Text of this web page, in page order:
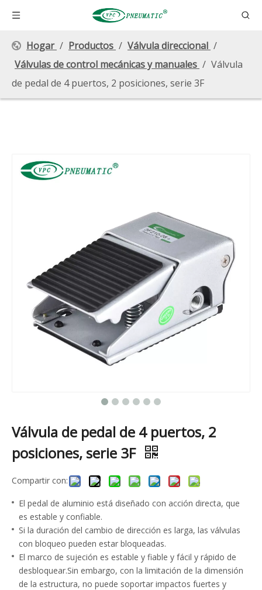
Hogar / Productos / Válvula direccional /
Válvulas de control mecánicas y manuales / Válvula
de pedal de 4 puertos, 2 posiciones, serie 3F
Válvula de pedal de 4 puertos, 2
posiciones, serie 3F
Compartir con:
El pedal de aluminio está diseñado con acción directa, que
es estable y confiable.
Si la duración del cambio de dirección es larga, las válvulas
con bloqueo pueden estar bloqueadas.
El marco de sujeción es estable y fiable y fácil y rápido de
desbloquear.Sin embargo, con la limitación de la dimensión
de la estructura, no puede soportar impactos fuertes y